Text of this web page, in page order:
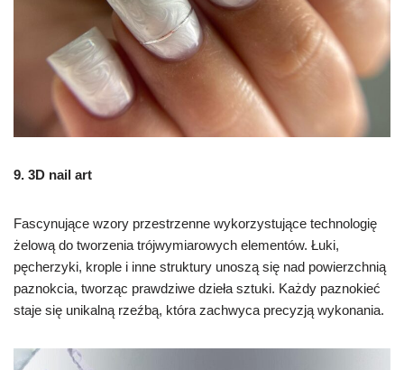
9. 3D nail art
Fascynujące wzory przestrzenne wykorzystujące technologię
żelową do tworzenia trójwymiarowych elementów. Łuki,
pęcherzyki, krople i inne struktury unoszą się nad powierzchnią
paznokcia, tworząc prawdziwe dzieła sztuki. Każdy paznokieć
staje się unikalną rzeźbą, która zachwyca precyzją wykonania.